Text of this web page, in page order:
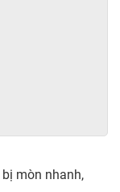
bị mòn nhanh,